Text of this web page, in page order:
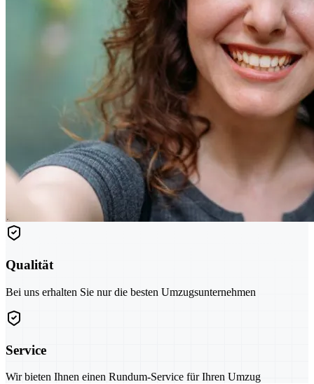
Qualität
Bei uns erhalten Sie nur die besten Umzugsunternehmen
Service
Wir bieten Ihnen einen Rundum-Service für Ihren Umzug